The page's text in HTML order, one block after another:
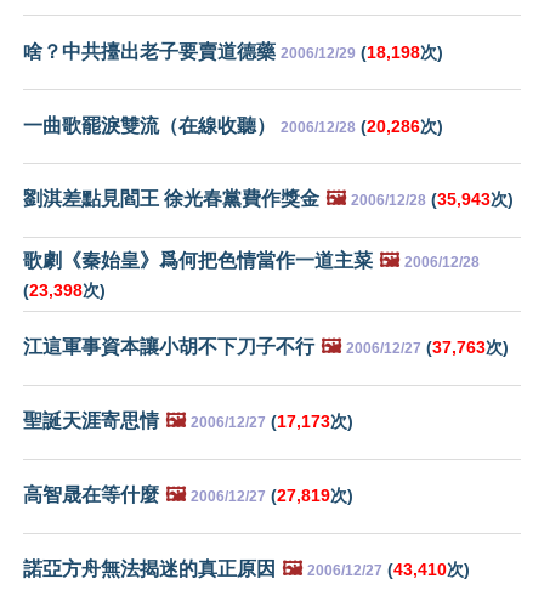
啥？中共擡出老子要賣道德藥 2006/12/29 (18,198次)
一曲歌罷淚雙流（在線收聽） 2006/12/28 (20,286次)
劉淇差點見閻王 徐光春黨費作獎金 🖼️ 2006/12/28 (35,943次)
歌劇《秦始皇》爲何把色情當作一道主菜 🖼️ 2006/12/28
(23,398次)
江這軍事資本讓小胡不下刀子不行 🖼️ 2006/12/27 (37,763次)
聖誕天涯寄思情 🖼️ 2006/12/27 (17,173次)
高智晟在等什麼 🖼️ 2006/12/27 (27,819次)
諾亞方舟無法揭迷的真正原因 🖼️ 2006/12/27 (43,410次)